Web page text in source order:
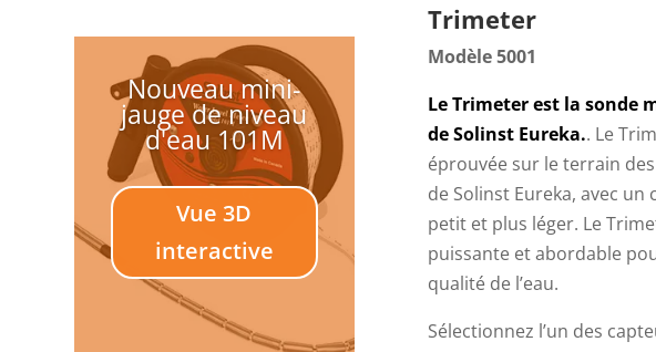
Nouveau mini-
jauge de niveau
d'eau 101M
Vue 3D
interactive
Trimeter
Modèle 5001
Le Trimeter est la sonde
de Solinst Eureka.. Le
éprouvée sur le terrain
de Solinst Eureka, avec
petit et plus léger. Le
puissante et abordable
qualité de l’eau.
Sélectionnez l’un des